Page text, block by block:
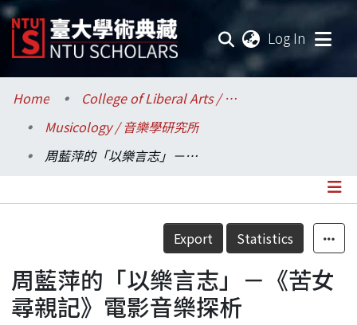
Log In
Communities & Collections
Research Outputs
Statistics
Home
College of Liberal Arts / 文學院
Musicology / 音樂學研究所
周藍萍的「以樂言志」－《苦女尋親記》電影音樂探析
Details
Export Statistics
周藍萍的「以樂言志」－《苦女
尋親記》電影音樂探析